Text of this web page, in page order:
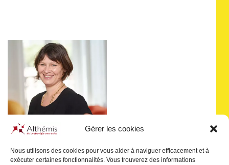
Gérer les cookies
Nous utilisons des cookies pour vous aider à naviguer efficacement et à
exécuter certaines fonctionnalités. Vous trouverez des informations